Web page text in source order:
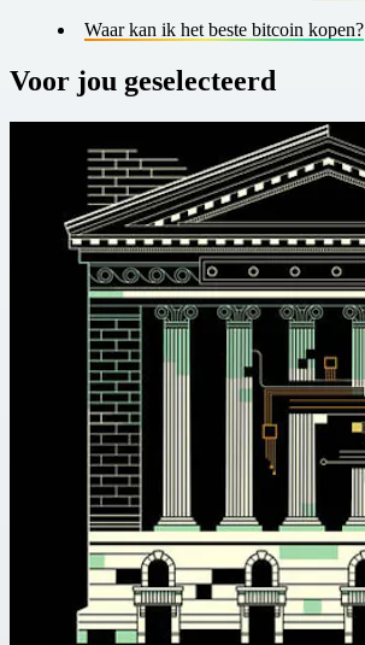
Waar kan ik het beste bitcoin kopen?
Voor jou geselecteerd